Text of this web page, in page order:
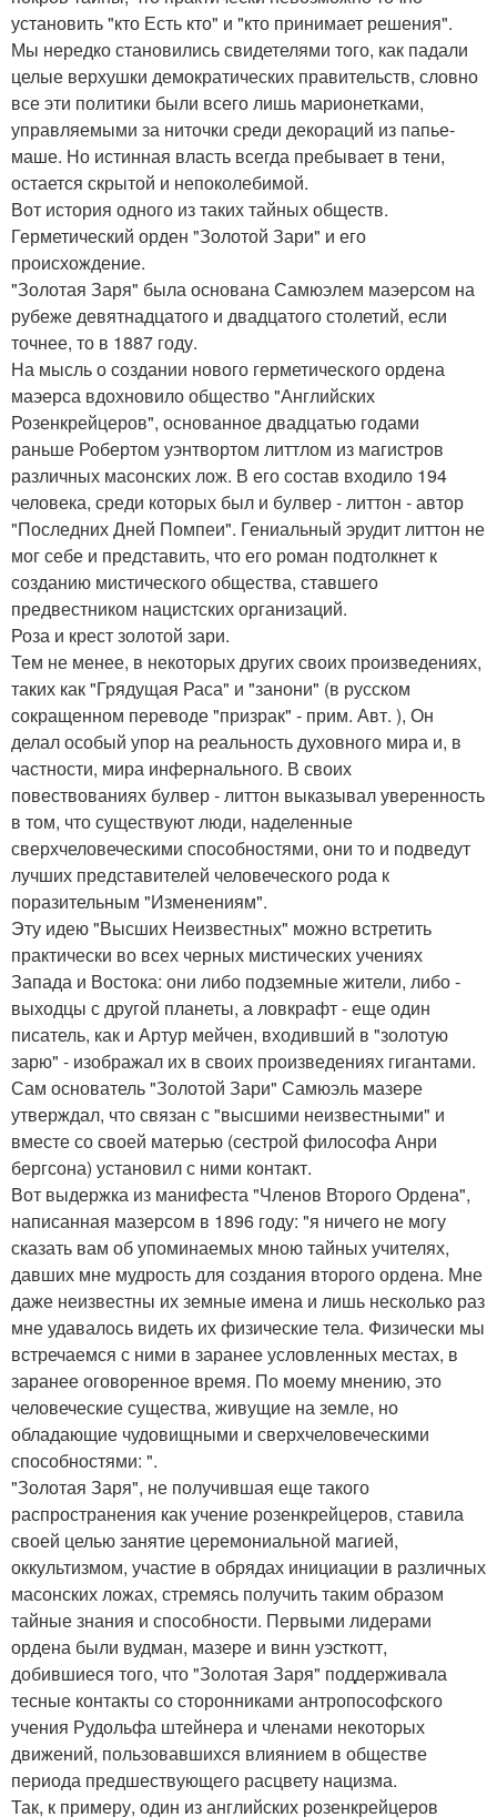
установить "кто Есть кто" и "кто принимает решения".
Мы нередко становились свидетелями того, как падали
целые верхушки демократических правительств, словно
все эти политики были всего лишь марионетками,
управляемыми за ниточки среди декораций из папье-
маше. Но истинная власть всегда пребывает в тени,
остается скрытой и непоколебимой.
Вот история одного из таких тайных обществ.
Герметический орден "Золотой Зари" и его
происхождение.
"Золотая Заря" была основана Самюэлем маэерсом на
рубеже девятнадцатого и двадцатого столетий, если
точнее, то в 1887 году.
На мысль о создании нового герметического ордена
маэерса вдохновило общество "Английских
Розенкрейцеров", основанное двадцатью годами
раньше Робертом уэнтвортом литтлом из магистров
различных масонских лож. В его состав входило 194
человека, среди которых был и булвер - литтон - автор
"Последних Дней Помпеи". Гениальный эрудит литтон не
мог себе и представить, что его роман подтолкнет к
созданию мистического общества, ставшего
предвестником нацистских организаций.
Роза и крест золотой зари.
Тем не менее, в некоторых других своих произведениях,
таких как "Грядущая Раса" и "занони" (в русском
сокращенном переводе "призрак" - прим. Авт. ), Он
делал особый упор на реальность духовного мира и, в
частности, мира инфернального. В своих
повествованиях булвер - литтон выказывал уверенность
в том, что существуют люди, наделенные
сверхчеловеческими способностями, они то и подведут
лучших представителей человеческого рода к
поразительным "Изменениям".
Эту идею "Высших Неизвестных" можно встретить
практически во всех черных мистических учениях
Запада и Востока: они либо подземные жители, либо -
выходцы с другой планеты, а ловкрафт - еще один
писатель, как и Артур мейчен, входивший в "золотую
зарю" - изображал их в своих произведениях гигантами.
Сам основатель "Золотой Зари" Самюэль мазере
утверждал, что связан с "высшими неизвестными" и
вместе со своей матерью (сестрой философа Анри
бергсона) установил с ними контакт.
Вот выдержка из манифеста "Членов Второго Ордена",
написанная мазерсом в 1896 году: "я ничего не могу
сказать вам об упоминаемых мною тайных учителях,
давших мне мудрость для создания второго ордена. Мне
даже неизвестны их земные имена и лишь несколько раз
мне удавалось видеть их физические тела. Физически мы
встречаемся с ними в заранее условленных местах, в
заранее оговоренное время. По моему мнению, это
человеческие существа, живущие на земле, но
обладающие чудовищными и сверхчеловеческими
способностями: ".
"Золотая Заря", не получившая еще такого
распространения как учение розенкрейцеров, ставила
своей целью занятие церемониальной магией,
оккультизмом, участие в обрядах инициации в различных
масонских ложах, стремясь получить таким образом
тайные знания и способности. Первыми лидерами
ордена были вудман, мазере и винн уэсткотт,
добившиеся того, что "Золотая Заря" поддерживала
тесные контакты со сторонниками антропософского
учения Рудольфа штейнера и членами некоторых
движений, пользовавшихся влиянием в обществе
периода предшествующего расцвету нацизма.
Так, к примеру, один из английских розенкрейцеров